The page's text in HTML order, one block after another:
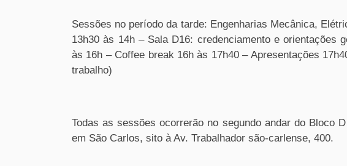
Sessões no período da tarde: Engenharias Mecânica,
13h30 às 14h – ​Sala D16: credenciamento​ e orientações
às 16h – Coffee break 16h às 17h40 – Apresentações
trabalho)
Todas as sessões ocorrerão no segundo andar do Bloco
em São Carlos, sito à Av. Trabalhador são-carlense, 400.